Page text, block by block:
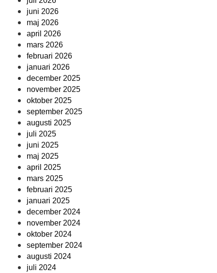
juni 2026
maj 2026
april 2026
mars 2026
februari 2026
januari 2026
december 2025
november 2025
oktober 2025
september 2025
augusti 2025
juli 2025
juni 2025
maj 2025
april 2025
mars 2025
februari 2025
januari 2025
december 2024
november 2024
oktober 2024
september 2024
augusti 2024
juli 2024